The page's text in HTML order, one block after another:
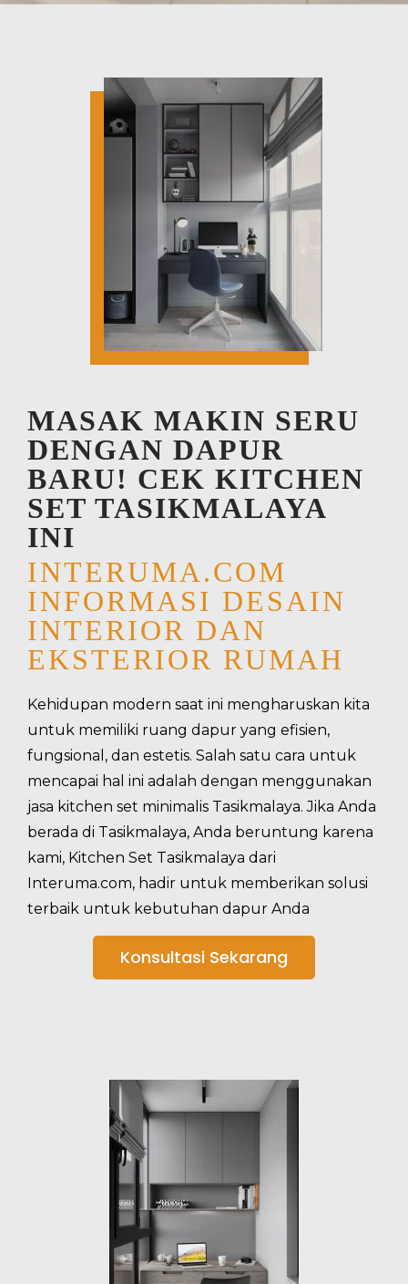
MASAK MAKIN SERU
DENGAN DAPUR
BARU! CEK KITCHEN
SET TASIKMALAYA
INI
INTERUMA.COM
INFORMASI DESAIN
INTERIOR DAN
EKSTERIOR RUMAH
Kehidupan modern saat ini mengharuskan kita
untuk memiliki ruang dapur yang efisien,
fungsional, dan estetis. Salah satu cara untuk
mencapai hal ini adalah dengan menggunakan
jasa kitchen set minimalis Tasikmalaya. Jika Anda
berada di Tasikmalaya, Anda beruntung karena
kami, Kitchen Set Tasikmalaya dari
Interuma.com, hadir untuk memberikan solusi
terbaik untuk kebutuhan dapur Anda
Konsultasi Sekarang